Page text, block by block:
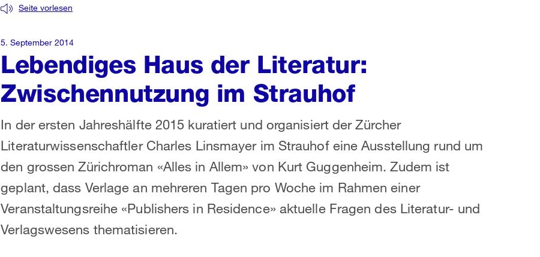
Lebendiges Haus der Literatur:
Zwischennutzung im Strauhof
Seite vorlesen
In der ersten Jahreshälfte 2015 kuratiert und organisiert der Zürcher
Literaturwissenschaftler Charles Linsmayer im Strauhof eine Ausstellung rund um
den grossen Zürichroman «Alles in Allem» von Kurt Guggenheim. Zudem ist
geplant, dass Verlage an mehreren Tagen pro Woche im Rahmen einer
Veranstaltungsreihe «Publishers in Residence» aktuelle Fragen des Literatur- und
Verlagswesens thematisieren.
5. September 2014